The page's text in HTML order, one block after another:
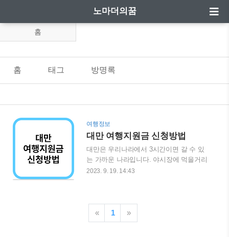
노마더의꿈
홈
홈 태그 방명록
여행정보
대만 여행지원금 신청방법
대만은 우리나라에서 3시간이면 갈 수 있
는 가까운 나라입니다. 야시장에 먹을거리
도 많아서 주말 혹은 긴 연휴를 이용하여
다고 합니다. 이 여행지원금을 한국돈으로
환산하면 약 20~21만원정도 됩니다. 대만
2023. 9. 19. 14:43
« 1 »